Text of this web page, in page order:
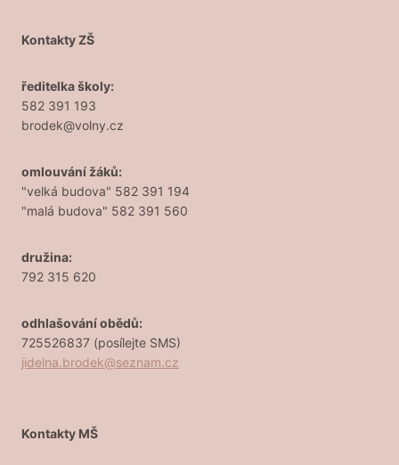
Kontakty ZŠ
ředitelka školy:
582 391 193
brodek@volny.cz
omlouvání žáků:
"velká budova" 582 391 194
"malá budova" 582 391 560
družina:
792 315 620
odhlašování obědů:
725526837 (posílejte SMS)
jidelna.brodek@seznam.cz
Kontakty MŠ